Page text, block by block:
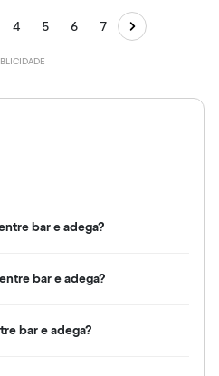
4 5 6 7
bar e adega?
bar e adega?
bar e adega?